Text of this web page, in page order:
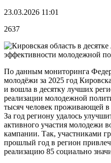
23.03.2026 11:01
2637
По данным мониторинга
молодёжи за 2025 год
и вошла в десятку лучших
реализации молодежной
тысяч человек проживающей
За год региону удалось
активного участия молодежи
кампании. Так, участниками
прошлый год в регион
реализацию 85 социально